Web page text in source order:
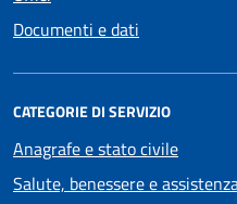
Documenti e dati
CATEGORIE DI SERVIZIO
Anagrafe e stato civile
Salute, benessere e